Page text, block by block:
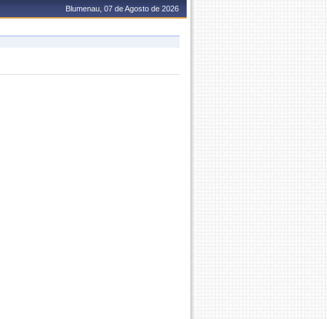
Blumenau, 07 de Agosto de 2026